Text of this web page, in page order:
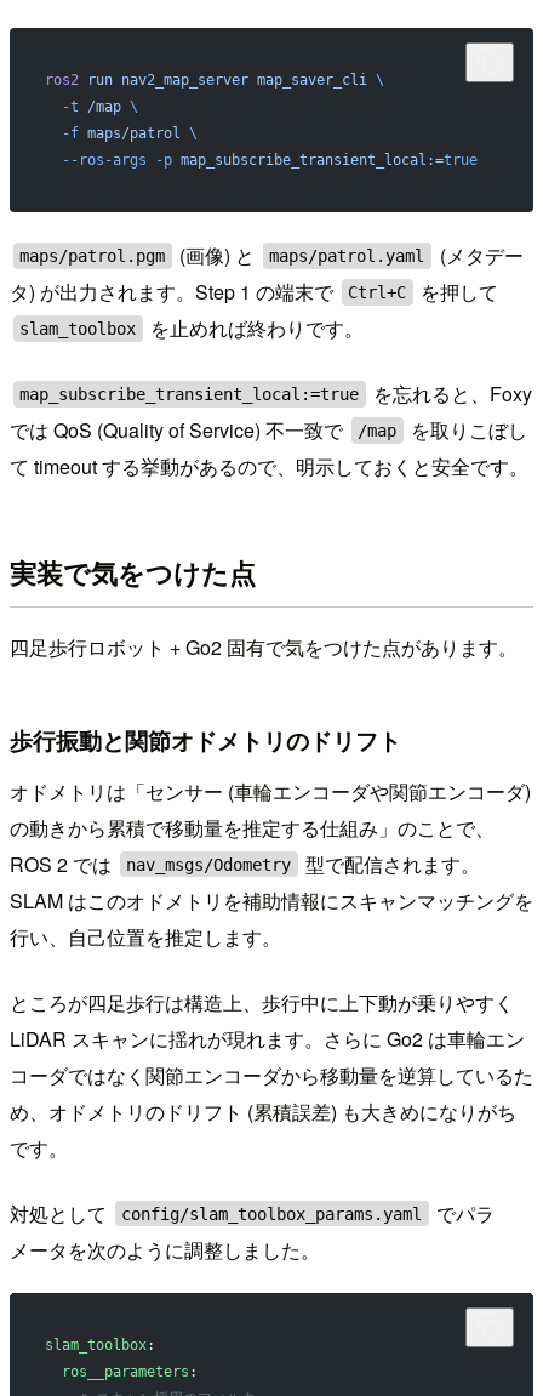
ros2 run nav2_map_server map_saver_cli \
  -t
/map \
  -f
maps/patrol \
  --ros-args
-p map_subscribe_transient_local:=true
maps/patrol.pgm (画像) と maps/patrol.yaml
(メタデー
タ) が出力されます。Step 1 の端末で
Ctrl+C を押して
slam_toolbox を止めれば終わりです。
map_subscribe_transient_local:=true
を忘れると、Foxy
では QoS (Quality of Service) 不一致で
/map
を取りこぼし
て timeout する挙動があるので、明示しておくと安全です。
実装で気をつけた点
四足歩行ロボット + Go2 固有で気をつけた点があります。
歩行振動と関節オドメトリのドリフト
オドメトリは「センサー (車輪エンコーダや関節エンコーダ)
の動きから累積で移動量を推定する仕組み」のことで、
ROS 2 では
nav_msgs/Odometry
型で配信されます。
SLAM はこのオドメトリを補助情報にスキャンマッチングを
行い、自己位置を推定します。
ところが四足歩行は構造上、歩行中に上下動が乗りやすく
LiDAR スキャンに揺れが現れます。さらに Go2 は車輪エン
コーダではなく関節エンコーダから移動量を逆算しているた
め、オドメトリのドリフト (累積誤差) も大きめになりがち
です。
対処として config/slam_toolbox_params.yaml
でパラ
メータを次のように調整しました。
slam_toolbox:
  ros__parameters
: